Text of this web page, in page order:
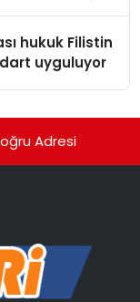
hukuk Filistin
uyguluyor
Adresi